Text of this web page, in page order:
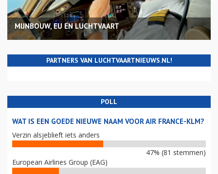
MIJNBOUW, EU EN LUCHTVAART
PARTNERS VAN LUCHTVAARTNIEUWS.NL!
POLL
WAT IS EEN GOEDE NIEUWE NAAM VOOR AIR FRANCE-KLM?
Verzin alsjeblieft iets anders
47% (81 stemmen)
European Airlines Group (EAG)